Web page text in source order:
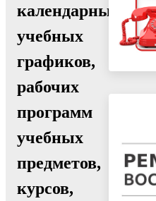
календарных
учебных
графиков,
рабочих
программ
учебных
предметов,
курсов,